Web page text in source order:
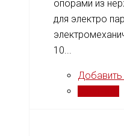
опорами из
для электро
10...
Добавить